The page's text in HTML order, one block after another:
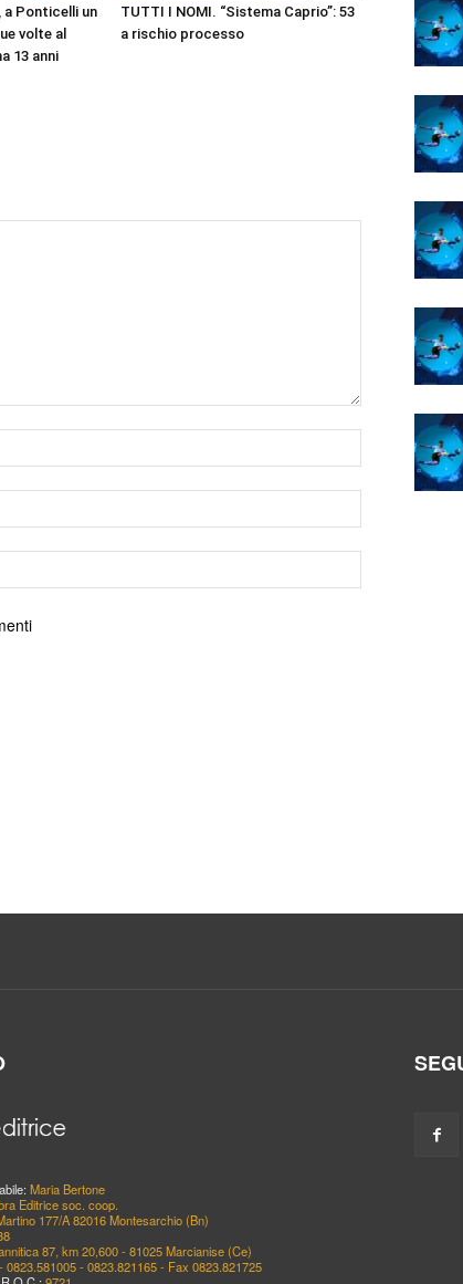
a Ponticelli un
volte al
13 anni
TUTTI I NOMI. “Sistema Caprio”: 53
a rischio processo
Maria Bertone
Editrice soc. coop.
177/A 82016 Montesarchio (Bn)
87, km 20,600 - 81025 Marcianise (Ce)
0823.581005 - 0823.821165 - Fax 0823.821725